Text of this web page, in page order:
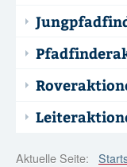
Aktionen
Infopool
Aktuelle Seite: